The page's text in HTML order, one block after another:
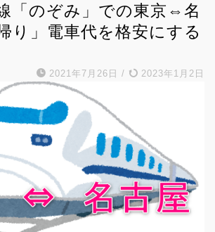
「のぞみ」での東京⇔名
り」電車代を格安にする
2021年7月26日 / 2023年1月2日